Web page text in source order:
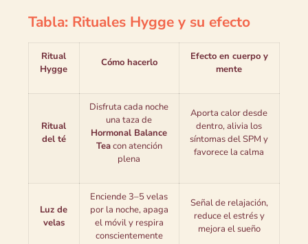
Tabla: Rituales Hygge y su efecto
Ritual
Hygge
Cómo hacerlo
Efecto en cuerpo y
mente
Ritual
del té
Disfruta cada noche
una taza de
Hormonal Balance
Teacon atención
plena
Aporta calor desde
dentro, alivia los
síntomas del SPM y
favorece la calma
Luz de
velas
Enciende 3–5 velas
por la noche, apaga
el móvil y respira
conscientemente
Señal de relajación,
reduce el estrés y
mejora el sueño